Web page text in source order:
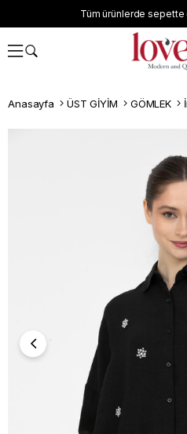
Tüm ürünlerde sepette
Anasayfa ÜST GİYİM GÖMLEK